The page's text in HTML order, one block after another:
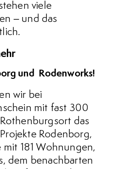
viele
– und das
und Rodenworks!
wir bei
mit fast 300
das
Rodenborg,
181 Wohnungen,
dem benachbarten